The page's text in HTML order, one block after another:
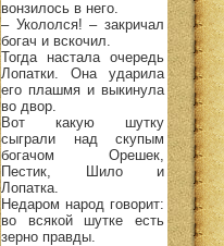
вонзилось в него.
– Укололся! – закричал
богач и вскочил.
Тогда настала очередь
Лопатки. Она ударила
его плашмя и выкинула
во двор.
Вот какую шутку
сыграли над скупым
богачом Орешек,
Пестик, Шило и
Лопатка.
Недаром народ говорит:
во всякой шутке есть
зерно правды.